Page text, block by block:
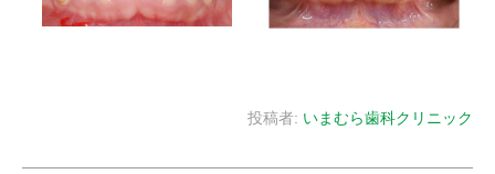
投稿者: いまむら歯科クリニック